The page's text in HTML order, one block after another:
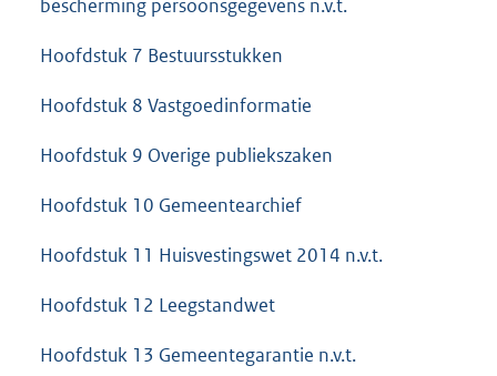
bescherming persoonsgegevens n.v.t.
Hoofdstuk 7 Bestuursstukken
Hoofdstuk 8 Vastgoedinformatie
Hoofdstuk 9 Overige publiekszaken
Hoofdstuk 10 Gemeentearchief
Hoofdstuk 11 Huisvestingswet 2014 n.v.t.
Hoofdstuk 12 Leegstandwet
Hoofdstuk 13 Gemeentegarantie n.v.t.